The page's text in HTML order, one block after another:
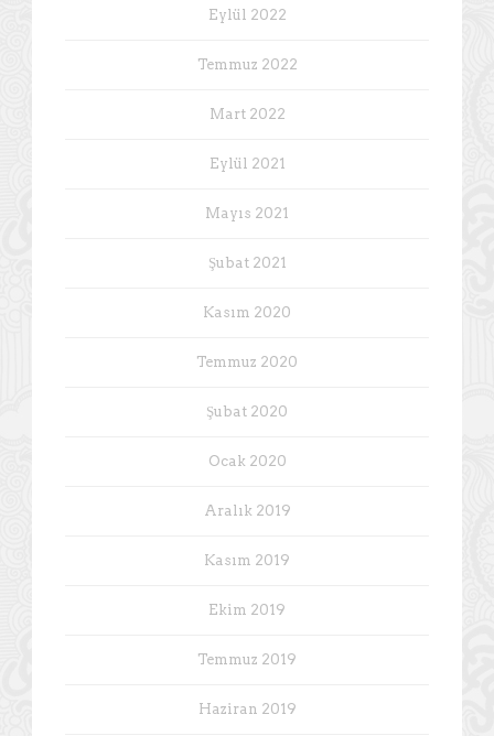
Eylül 2022
Temmuz 2022
Mart 2022
Eylül 2021
Mayıs 2021
Şubat 2021
Kasım 2020
Temmuz 2020
Şubat 2020
Ocak 2020
Aralık 2019
Kasım 2019
Ekim 2019
Temmuz 2019
Haziran 2019